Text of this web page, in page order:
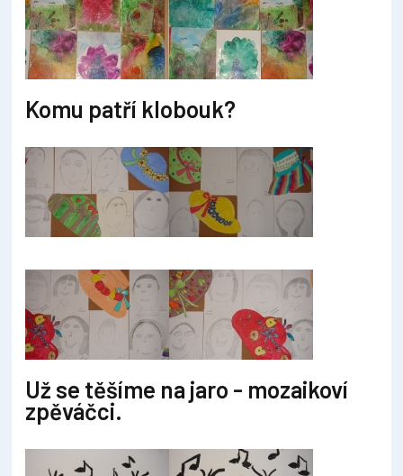
Komu patří klobouk?
Už se těšíme na jaro - mozaikoví
zpěváčci.